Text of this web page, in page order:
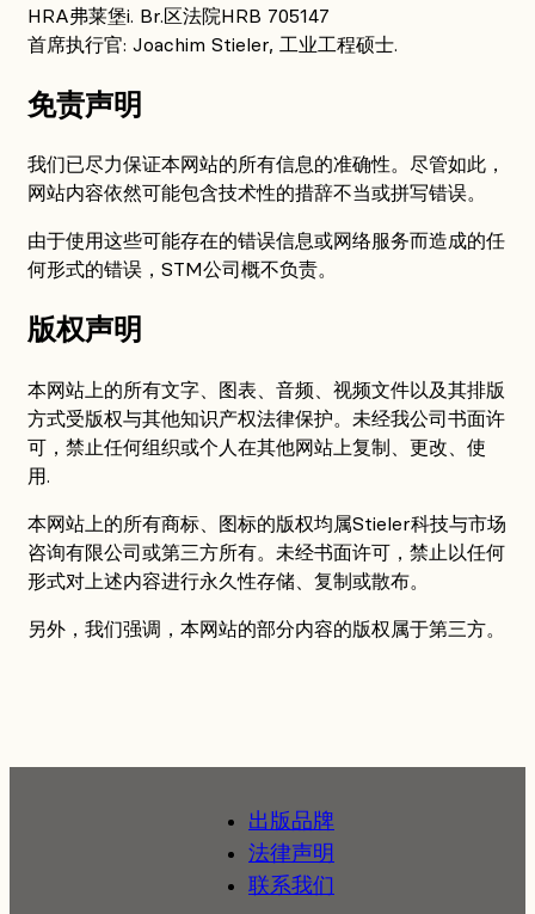
HRA弗莱堡i. Br.区法院HRB 705147
首席执行官: Joachim Stieler, 工业工程硕士.
免责声明
我们已尽力保证本网站的所有信息的准确性。尽管如此，
网站内容依然可能包含技术性的措辞不当或拼写错误。
由于使用这些可能存在的错误信息或网络服务而造成的任
何形式的错误，STM公司概不负责。
版权声明
本网站上的所有文字、图表、音频、视频文件以及其排版
方式受版权与其他知识产权法律保护。未经我公司书面许
可，禁止任何组织或个人在其他网站上复制、更改、使
用.
本网站上的所有商标、图标的版权均属Stieler科技与市场
咨询有限公司或第三方所有。未经书面许可，禁止以任何
形式对上述内容进行永久性存储、复制或散布。
另外，我们强调，本网站的部分内容的版权属于第三方。
出版品牌
法律声明
联系我们